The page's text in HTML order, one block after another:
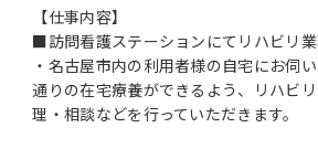
【仕事内容】
■訪問看護ステーションにてリハビリ
・名古屋市内の利用者様の自宅にお伺
通りの在宅療養ができるよう、リハビ
理・相談などを行っていただきます。